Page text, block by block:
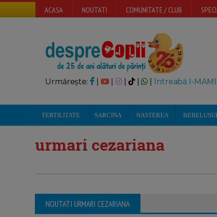
ACASA NOUTATI COMUNITATE / CLUB
Urmărește: | | Intreabă I-MAMI
FERTILITATE SARCINA NASTEREA
urmari cezariana
NOUTATI URMARI CEZARIANA